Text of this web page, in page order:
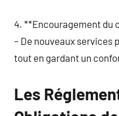
4. **Encouragement du
– De nouveaux
tout en gardant un
Les